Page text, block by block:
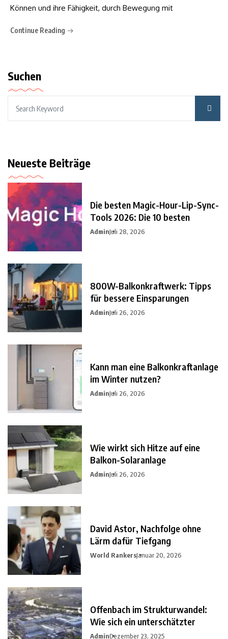
Können und ihre Fähigkeit, durch Bewegung mit
Continue Reading
Suchen
Neueste Beiträge
Die besten Magic-Hour-Lip-Sync-
Tools 2026: Die 10 besten
AdminJuli 28, 2026
800W-Balkonkraftwerk: Tipps
für bessere Einsparungen
AdminJuli 26, 2026
Kann man eine Balkonkraftanlage
im Winter nutzen?
AdminJuli 26, 2026
Wie wirkt sich Hitze auf eine
Balkon-Solaranlage
AdminJuli 26, 2026
David Astor, Nachfolge ohne
Lärm dafür Tiefgang
World RankersJanuar 20, 2026
Offenbach im Strukturwandel:
Wie sich ein unterschätzter
AdminDezember 23, 2025